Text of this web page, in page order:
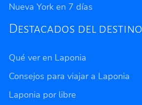
Nueva York en 7 días
Destacados del destino
Qué ver en Laponia
Consejos para viajar a Laponia
Laponia por libre